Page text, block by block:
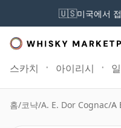
🇺🇸미국에서
스카치 아이리시
홈/코냑/A. E. Dor Cognac/A